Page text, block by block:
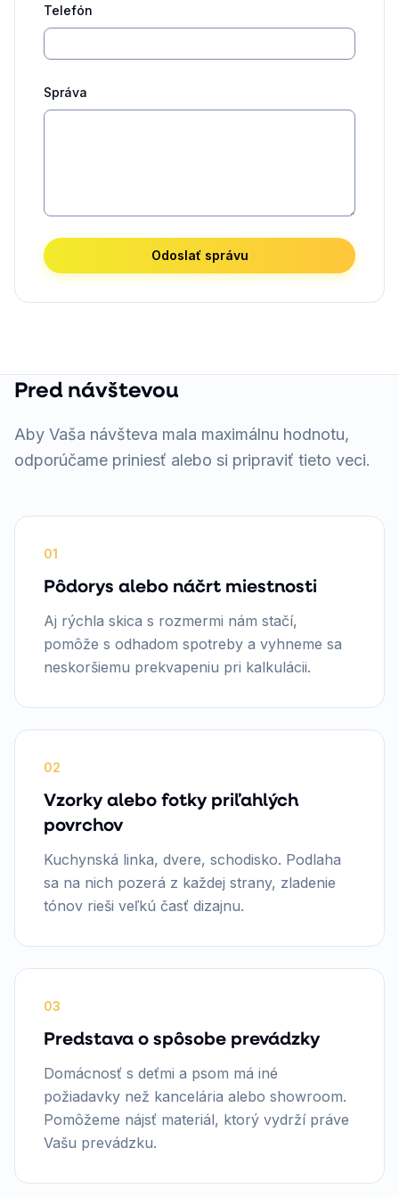
Telefón
Správa
Odoslať správu
Pred návštevou
Aby Vaša návšteva mala maximálnu hodnotu,
odporúčame priniesť alebo si pripraviť tieto veci.
01
Pôdorys alebo náčrt miestnosti
Aj rýchla skica s rozmermi nám stačí,
pomôže s odhadom spotreby a vyhneme sa
neskoršiemu prekvapeniu pri kalkulácii.
02
Vzorky alebo fotky priľahlých
povrchov
Kuchynská linka, dvere, schodisko. Podlaha
sa na nich pozerá z každej strany, zladenie
tónov rieši veľkú časť dizajnu.
03
Predstava o spôsobe prevádzky
Domácnosť s deťmi a psom má iné
požiadavky než kancelária alebo showroom.
Pomôžeme nájsť materiál, ktorý vydrží práve
Vašu prevádzku.